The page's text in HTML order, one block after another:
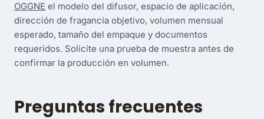
OGGNE el modelo del difusor, espacio de aplicación,
dirección de fragancia objetivo, volumen mensual
esperado, tamaño del empaque y documentos
requeridos. Solicite una prueba de muestra antes de
confirmar la producción en volumen.
Preguntas frecuentes